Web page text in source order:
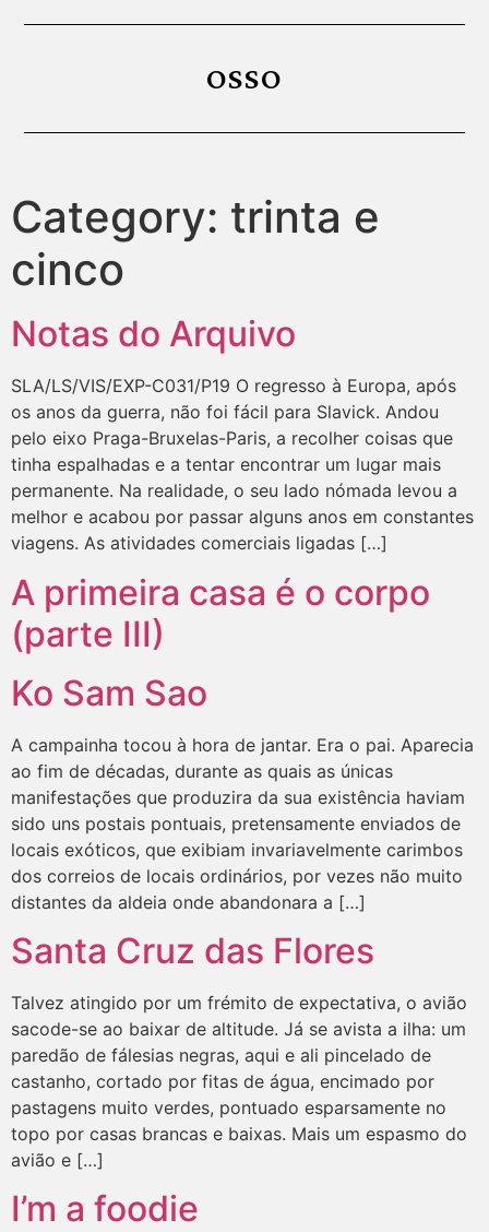
OSSO
Category: trinta e
cinco
Notas do Arquivo
SLA/LS/VIS/EXP-C031/P19 O regresso à Europa, após
os anos da guerra, não foi fácil para Slavick. Andou
pelo eixo Praga-Bruxelas-Paris, a recolher coisas que
tinha espalhadas e a tentar encontrar um lugar mais
permanente. Na realidade, o seu lado nómada levou a
melhor e acabou por passar alguns anos em constantes
viagens. As atividades comerciais ligadas […]
A primeira casa é o corpo
(parte III)
Ko Sam Sao
A campainha tocou à hora de jantar. Era o pai. Aparecia
ao fim de décadas, durante as quais as únicas
manifestações que produzira da sua existência haviam
sido uns postais pontuais, pretensamente enviados de
locais exóticos, que exibiam invariavelmente carimbos
dos correios de locais ordinários, por vezes não muito
distantes da aldeia onde abandonara a […]
Santa Cruz das Flores
Talvez atingido por um frémito de expectativa, o avião
sacode-se ao baixar de altitude. Já se avista a ilha: um
paredão de fálesias negras, aqui e ali pincelado de
castanho, cortado por fitas de água, encimado por
pastagens muito verdes, pontuado esparsamente no
topo por casas brancas e baixas. Mais um espasmo do
avião e […]
I’m a foodie